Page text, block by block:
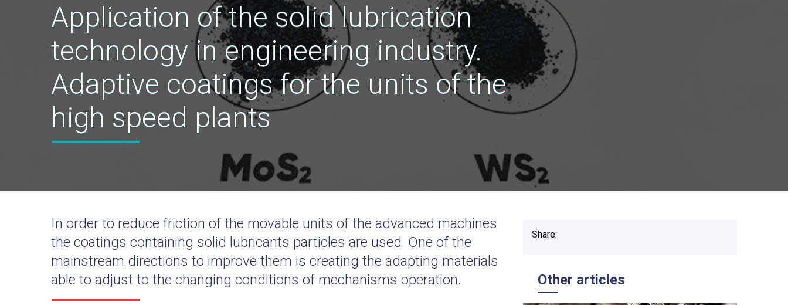
Application of the solid lubrication
technology in engineering industry.
Adaptive coatings for the units of the
high speed plants
Share:
Other articles
In order to reduce friction of the movable units of the advanced machines
the coatings containing solid lubricants particles are used. One of the
mainstream directions to improve them is creating the adapting materials
able to adjust to the changing conditions of mechanisms operation.